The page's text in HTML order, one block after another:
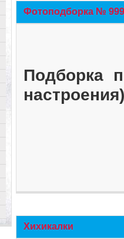
Фотоподборка №
Подборка
Хихикалки